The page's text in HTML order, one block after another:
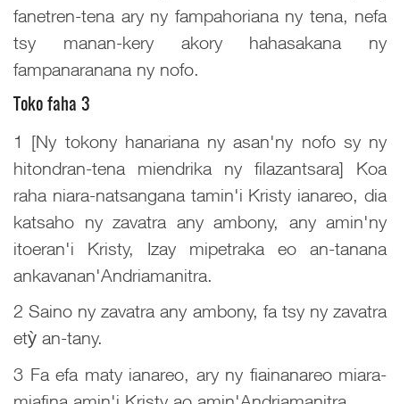
fanetren-tena ary ny fampahoriana ny tena, nefa
tsy manan-kery akory hahasakana ny
fampanaranana ny nofo.
Toko faha 3
1 [Ny tokony hanariana ny asan'ny nofo sy ny
hitondran-tena miendrika ny filazantsara] Koa
raha niara-natsangana tamin'i Kristy ianareo, dia
katsaho ny zavatra any ambony, any amin'ny
itoeran'i Kristy, Izay mipetraka eo an-tanana
ankavanan'Andriamanitra.
2 Saino ny zavatra any ambony, fa tsy ny zavatra
etỳ an-tany.
3 Fa efa maty ianareo, ary ny fiainanareo miara-